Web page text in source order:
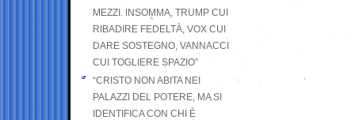
MEZZI. INSOMMA, TRUMP CUI
RIBADIRE FEDELTÀ, VOX CUI
DARE SOSTEGNO, VANNACCI
CUI TOGLIERE SPAZIO”
“CRISTO NON ABITA NEI
PALAZZI DEL POTERE, MA SI
IDENTIFICA CON CHI È